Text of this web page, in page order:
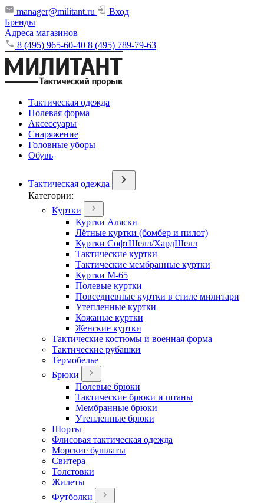
manager@militant.ru
Вход
Бренды
Адреса магазинов
8 (495) 965-60-40 8 (495) 789-79-63
Тактическая одежда
Полевая форма
Аксессуары
Снаряжение
Головные уборы
Обувь
Тактическая одежда
Категории:
Куртки
Куртки Аляски
Лётные куртки (бомбер и пилот)
Куртки СофтШелл/ХардШелл
Тактические куртки
Тактические мембранные куртки
Куртки М-65
Полевые куртки
Повседневные куртки в стиле милитари
Утепленные куртки
Кожаные куртки
Женские куртки
Тактические костюмы и военная форма
Тактические рубашки
Термобелье
Брюки
Полевые брюки
Тактические брюки и штаны
Мембранные брюки
Утепленные брюки
Шорты
Флисовая тактическая одежда
Морские бушлаты
Свитера
Толстовки
Жилеты
Футболки